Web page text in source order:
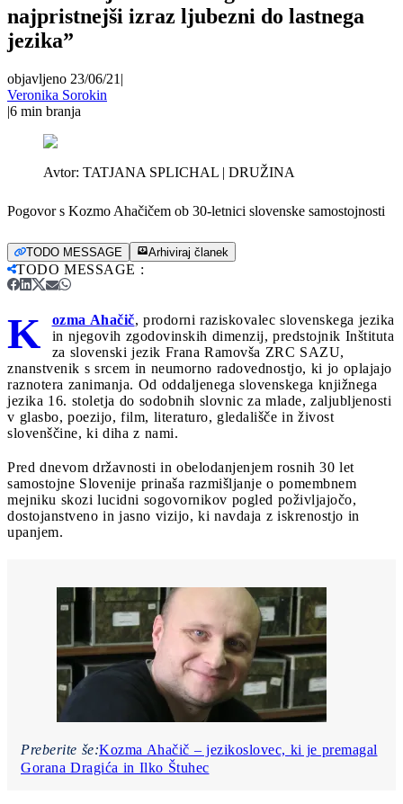
najpristnejši izraz ljubezni do lastnega
jezika”
objavljeno 23/06/21 |
Veronika Sorokin
|6 min branja
Avtor: TATJANA SPLICHAL | DRUŽINA
Pogovor s Kozmo Ahačičem ob 30-letnici slovenske samostojnosti
TODO MESSAGE Arhiviraj članek
TODO MESSAGE :
K ozma Ahačič, prodorni raziskovalec slovenskega jezika
in njegovih zgodovinskih dimenzij, predstojnik Inštituta
za slovenski jezik Frana Ramovša ZRC SAZU,
znanstvenik s srcem in neumorno radovednostjo, ki jo oplajajo
raznotera zanimanja. Od oddaljenega slovenskega knjižnega
jezika 16. stoletja do sodobnih slovnic za mlade, zaljubljenosti
v glasbo, poezijo, film, literaturo, gledališče in živost
slovenščine, ki diha z nami.
Pred dnevom državnosti in obelodanjenjem rosnih 30 let
samostojne Slovenije prinaša razmišljanje o pomembnem
mejniku skozi lucidni sogovornikov pogled poživljajočo,
dostojanstveno in jasno vizijo, ki navdaja z iskrenostjo in
upanjem.
Preberite še:Kozma Ahačič – jezikoslovec, ki je premagal
Gorana Dragića in Ilko Štuhec